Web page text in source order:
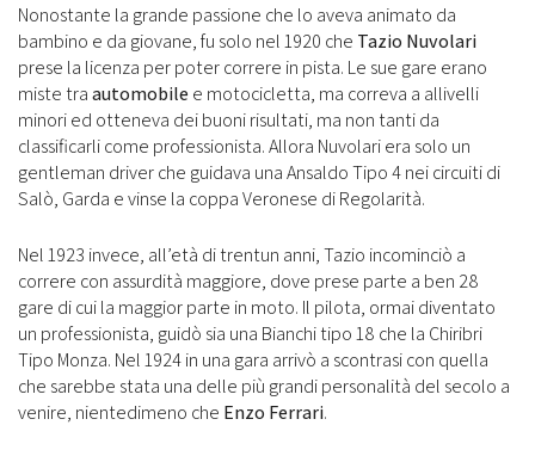
Nonostante la grande passione che lo aveva animato da
bambino e da giovane, fu solo nel 1920 che Tazio Nuvolari
prese la licenza per poter correre in pista. Le sue gare erano
miste traautomobilee motocicletta, ma correva a allivelli
minori ed otteneva dei buoni risultati, ma non tanti da
classificarli come professionista. Allora Nuvolari era solo un
gentleman driver che guidava una Ansaldo Tipo 4 nei circuiti di
Salò, Garda e vinse la coppa Veronese di Regolarità.
Nel 1923 invece, all’età di trentun anni, Tazio incominciò a
correre con assurdità maggiore, dove prese parte a ben 28
gare di cui la maggior parte in moto. Il pilota, ormai diventato
un professionista, guidò sia una Bianchi tipo 18 che la Chiribri
Tipo Monza. Nel 1924 in una gara arrivò a scontrasi con quella
che sarebbe stata una delle più grandi personalità del secolo a
venire, nientedimeno che Enzo Ferrari.